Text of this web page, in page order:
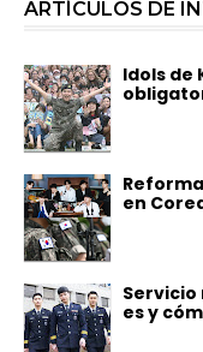
ARTÍCULOS DE
Idols de
en
Servicio
es y